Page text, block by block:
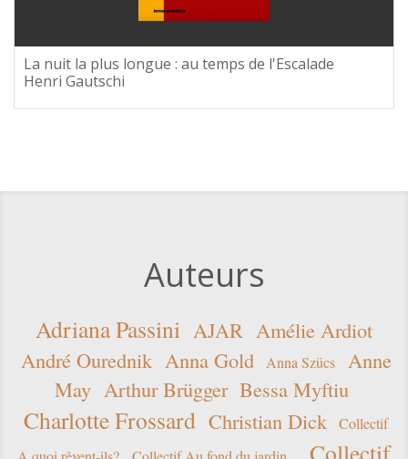
La nuit la plus longue : au temps de l'Escalade
Henri Gautschi
Auteurs
Adriana Passini AJAR Amélie Ardiot
André Ourednik Anna Gold Anna Szücs
Anne
May Arthur Brügger Bessa Myftiu
Charlotte Frossard Christian Dick
Collectif
Collectif